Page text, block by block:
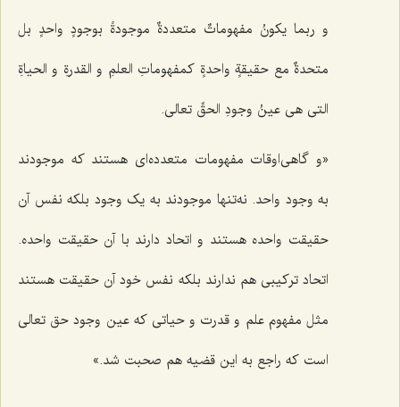
و ربما یکونُ مفهوماتٌ متعددةٌ موجودةً بوجودٍ واحدٍ بل
متحدةٌ مع حقیقةٍ واحدةٍ کمفهوماتِ العلمِ و القدرةِ و الحیاةِ
التی هی عینُ وجودِ الحقِّ تعالى.
«و گاهى‌اوقات مفهومات متعدده‌اى هستند که موجودند
به وجود واحد. نه‌تنها موجودند به یک وجود بلکه نفس آن
حقیقت واحده هستند و اتحاد دارند با آن حقیقت واحده.
اتحاد ترکیبى هم ندارند بلکه نفس خود آن حقیقت هستند
مثل مفهوم علم و قدرت و حیاتى که عین وجود حق تعالى
است که راجع به این قضیه هم صحبت شد.»